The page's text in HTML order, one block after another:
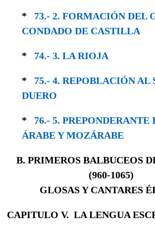
* 73.- 2. FORMACIÓN DEL
CONDADO DE CASTILLA
* 74.- 3. LA RIOJA
* 75.- 4. REPOBLACIÓN AL
DUERO
* 76.- 5. PREPONDERANTE
ÁRABE Y MOZÁRABE
B. PRIMEROS BALBUCEOS
(960-1065)
GLOSAS Y CANTARES
CAPITULO V. LA LENGUA